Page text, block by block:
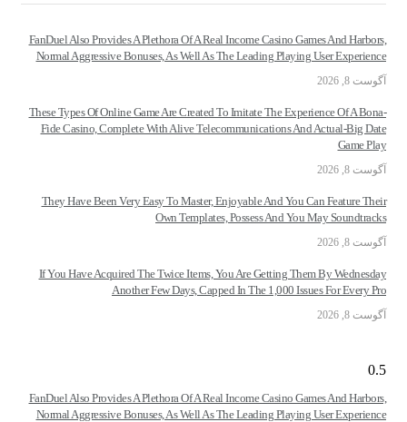
FanDuel Also Provides A Plethora Of A Real Income Casino Games And
Normal Aggressive Bonuses, As Well As The Leading Playing User
8, 2026
These Types Of Online Game Are Created To Imitate The Experience Of A
Fide Casino, Complete With Alive Telecommunications And Actual-Big
Game
8, 2026
They Have Been Very Easy To Master, Enjoyable And You Can Feature
Own Templates, Possess And You May
8, 2026
If You Have Acquired The Twice Items, You Are Getting Them By
Another Few Days, Capped In The 1,000 Issues For Every
8, 2026
FanDuel Also Provides A Plethora Of A Real Income Casino Games And
Normal Aggressive Bonuses, As Well As The Leading Playing User